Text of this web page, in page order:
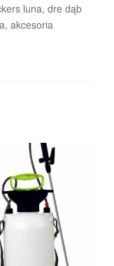
luna, dre dąb
akcesoria